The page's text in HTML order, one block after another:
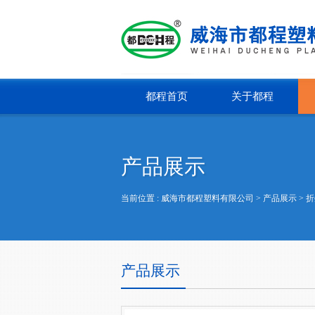
都程首页 关于都程
产品展示
当前位置 : 威海市都程塑料有限公司 > 产品展示 >
产品展示